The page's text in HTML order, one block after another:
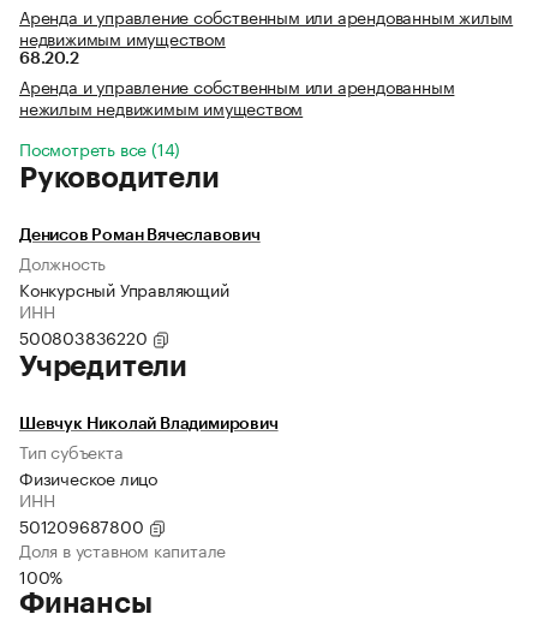
Аренда и управление собственным или арендованным жилым
недвижимым имуществом
68.20.2
Аренда и управление собственным или арендованным
нежилым недвижимым имуществом
Посмотреть все (14)
Руководители
Денисов Роман Вячеславович
Должность
Конкурсный Управляющий
ИНН
500803836220
Учредители
Шевчук Николай Владимирович
Тип субъекта
Физическое лицо
ИНН
501209687800
Доля в уставном капитале
100%
Финансы